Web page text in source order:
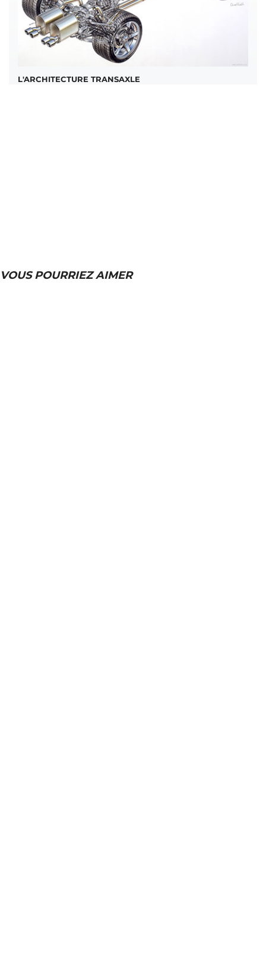
L'ARCHITECTURE TRANSAXLE
VOUS POURRIEZ AIMER